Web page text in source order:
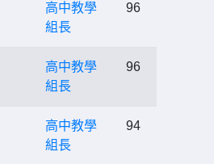
高中教學
組長
96
高中教學
組長
96
高中教學
組長
94